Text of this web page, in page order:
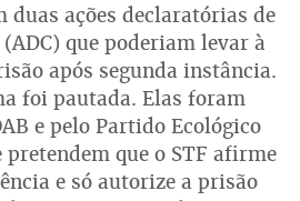
duas ações declaratórias de
que poderiam levar à
após segunda instância.
foi pautada. Elas foram
e pelo Partido Ecológico
que o STF afirme
e só autorize a prisão